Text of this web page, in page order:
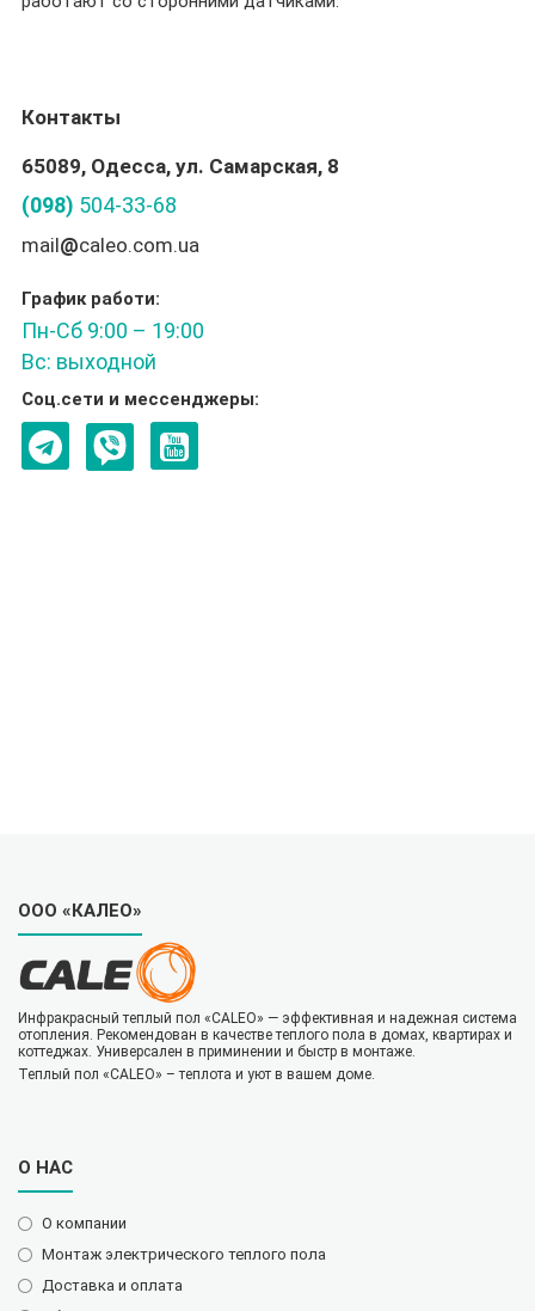
Контакты
65089, Одесса, ул. Самарская, 8
(098) 504-33-68
mail@caleo.com.ua
График работи:
Пн-Сб 9:00 – 19:00
Вс: выходной
Соц.сети и мессенджеры:
ООО «КАЛЕО»
Инфракрасный теплый пол «CALEO» — эффективная и надежная система
отопления. Рекомендован в качестве теплого пола в домах, квартирах и
коттеджах. Универсален в приминении и быстр в монтаже.
Теплый пол «CALEO» – теплота и уют в вашем доме.
О НАС
О компании
Монтаж электрического теплого пола
Доставка и оплата